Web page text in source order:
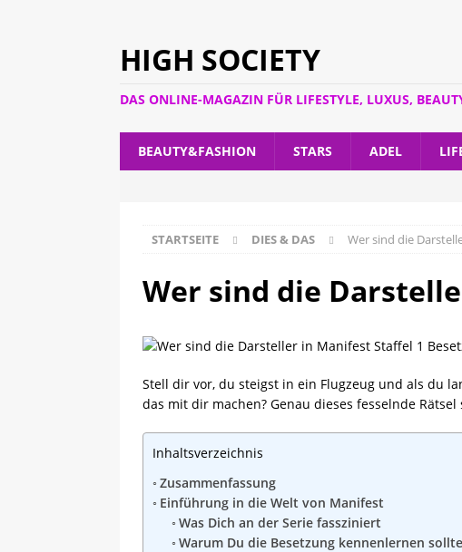
HIGH SOCIETY
DAS ONLINE-MAGAZIN FÜR LIFESTYLE, LUXUS,
BEAUTY&FASHION STARS ADEL
STARTSEITE DIES & DAS Wer sind die
Wer sind die
Stell dir vor, du steigst in ein Flugzeug und als du
das mit dir machen? Genau dieses fesselnde
Inhaltsverzeichnis
Zusammenfassung
Einführung in die Welt von Manifest
Was Dich an der Serie fassziniert
Warum Du die Besetzung kennenlernen